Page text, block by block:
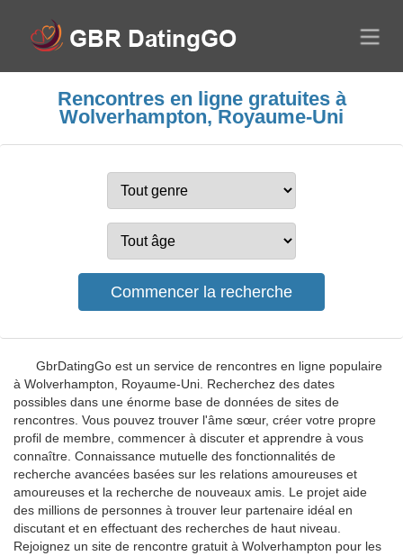
Rencontres en ligne gratuites à
Wolverhampton, Royaume-Uni
GbrDatingGo est un service de rencontres en ligne populaire
à Wolverhampton, Royaume-Uni. Recherchez des dates
possibles dans une énorme base de données de sites de
rencontres. Vous pouvez trouver l'âme sœur, créer votre propre
profil de membre, commencer à discuter et apprendre à vous
connaître. Connaissance mutuelle des fonctionnalités de
recherche avancées basées sur les relations amoureuses et
amoureuses et la recherche de nouveaux amis. Le projet aide
des millions de personnes à trouver leur partenaire idéal en
discutant et en effectuant des recherches de haut niveau.
Rejoignez un site de rencontre gratuit à Wolverhampton pour les